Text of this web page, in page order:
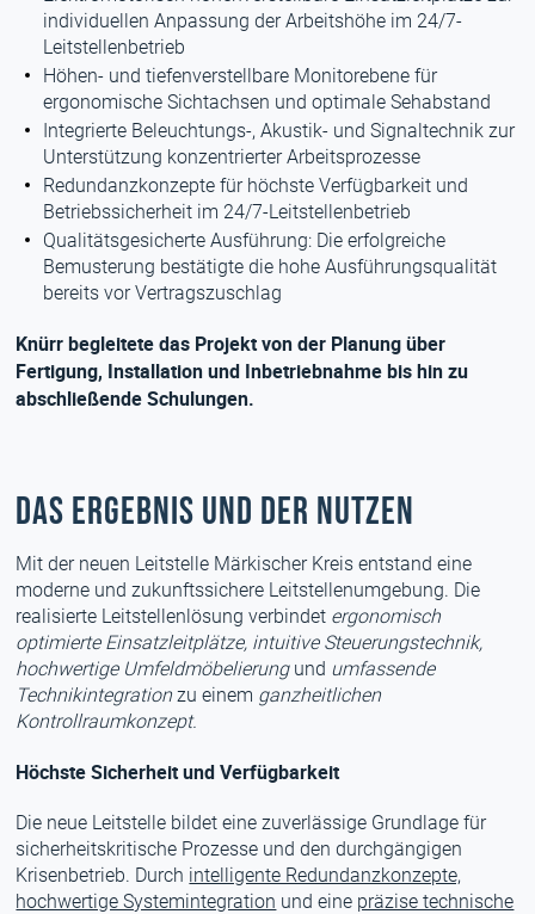
individuellen Anpassung der Arbeitshöhe im 24/7-
Leitstellenbetrieb
Höhen- und tiefenverstellbare Monitorebene für
ergonomische Sichtachsen und optimale Sehabstand
Integrierte Beleuchtungs-, Akustik- und Signaltechnik zur
Unterstützung konzentrierter Arbeitsprozesse
Redundanzkonzepte für höchste Verfügbarkeit und
Betriebssicherheit im 24/7-Leitstellenbetrieb
Qualitätsgesicherte Ausführung: Die erfolgreiche
Bemusterung bestätigte die hohe Ausführungsqualität
bereits vor Vertragszuschlag
Knürr begleitete das Projekt von der Planung über
Fertigung, Installation und Inbetriebnahme bis hin zu
abschließende Schulungen.
Das Ergebnis und der Nutzen
Mit der neuen Leitstelle Märkischer Kreis entstand eine
moderne und zukunftssichere Leitstellenumgebung. Die
realisierte Leitstellenlösung verbindet ergonomisch
optimierte Einsatzleitplätze, intuitive Steuerungstechnik,
hochwertige Umfeldmöbelierungund umfassende
Technikintegration zu einem ganzheitlichen
Kontrollraumkonzept.
Höchste Sicherheit und Verfügbarkeit
Die neue Leitstelle bildet eine zuverlässige Grundlage für
sicherheitskritische Prozesse und den durchgängigen
Krisenbetrieb. Durch intelligente Redundanzkonzepte,
hochwertige Systemintegration und eine präzise technische